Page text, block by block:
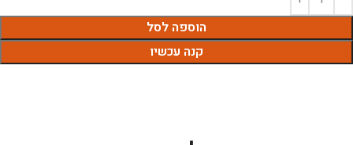
הוספה לסל
קנה עכשיו